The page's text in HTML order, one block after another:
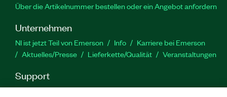
Über die Artikelnummer bestellen oder ein Angebot anfordern
Unternehmen
NI ist jetzt Teil von Emerson Info
Karriere bei Emerson
Aktuelles/Presse
Lieferkette/Qualität Veranstaltungen
Support
Downloads Produktdokumentation
Diskussionsforen